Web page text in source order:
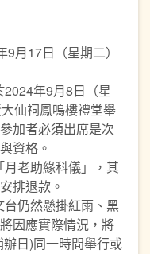
月17日（星期二）
年9月8日（星
仙祠鳳鳴樓禮堂舉
加者必須出席是次
資格。
老助緣科儀」，其
排退款。
仍然懸掛紅雨、黑
因應實際情況，將
日)同一時間舉行或